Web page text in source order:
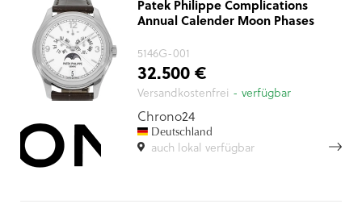
Patek Philippe Complications
Annual Calender Moon Phases
5146G-001
32.500 €
Versandkostenfrei - verfügbar
Chrono24
Deutschland
auch lokal verfügbar